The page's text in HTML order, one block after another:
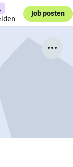
Job posten